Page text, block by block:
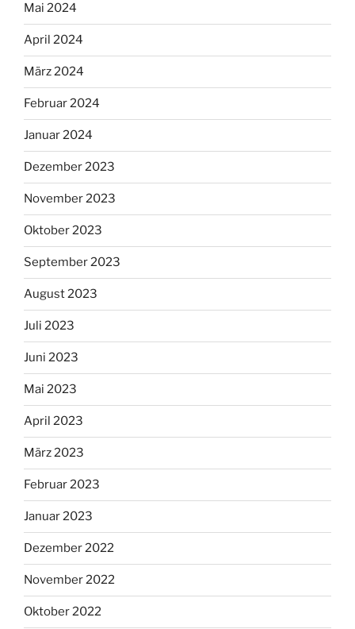
Mai 2024
April 2024
März 2024
Februar 2024
Januar 2024
Dezember 2023
November 2023
Oktober 2023
September 2023
August 2023
Juli 2023
Juni 2023
Mai 2023
April 2023
März 2023
Februar 2023
Januar 2023
Dezember 2022
November 2022
Oktober 2022